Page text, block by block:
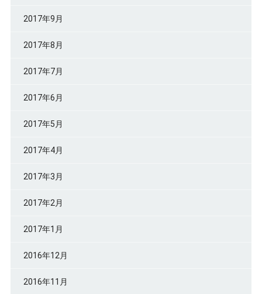
2017年9月
2017年8月
2017年7月
2017年6月
2017年5月
2017年4月
2017年3月
2017年2月
2017年1月
2016年12月
2016年11月